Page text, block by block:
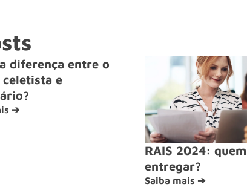
diferença entre o
e
➔
RAIS 2024:
entregar?
Saiba mais ➔